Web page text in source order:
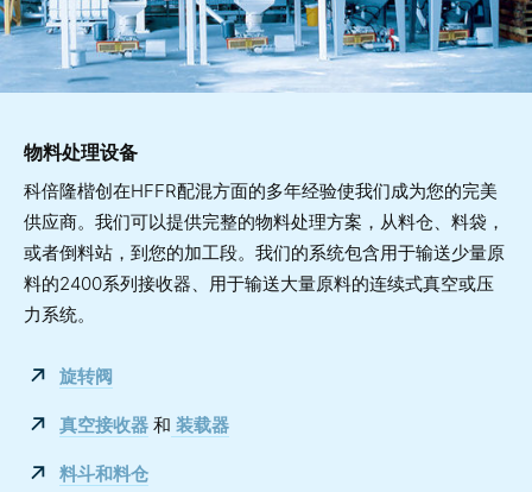
物料处理设备
科倍隆楷创在HFFR配混方面的多年经验使我们成为您的完美
供应商。我们可以提供完整的物料处理方案，从料仓、料袋，
或者倒料站，到您的加工段。我们的系统包含用于输送少量原
料的2400系列接收器、用于输送大量原料的连续式真空或压
力系统。
旋转阀
真空接收器 和 装载器
料斗和料仓